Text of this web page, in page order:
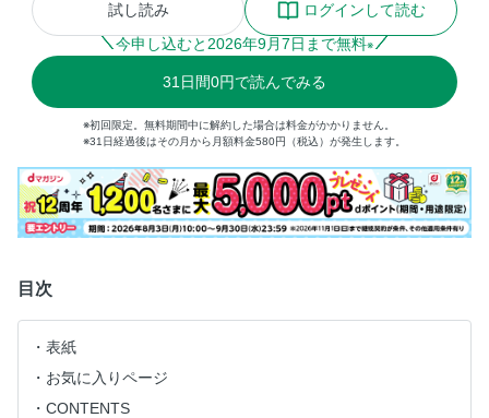
試し読み
ログインして読む
今申し込むと 2026年9月7日まで無料※
31 日間0円で読んでみる
※初回限定。無料期間中に解約した場合は料金がかかりません。
※31日経過後はその月から月額料金580円（税込）が発生します。
目次
表紙
お気に入りページ
CONTENTS